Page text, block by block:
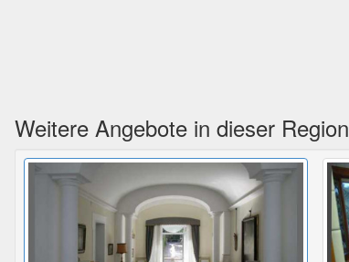
Weitere Angebote in dieser Region